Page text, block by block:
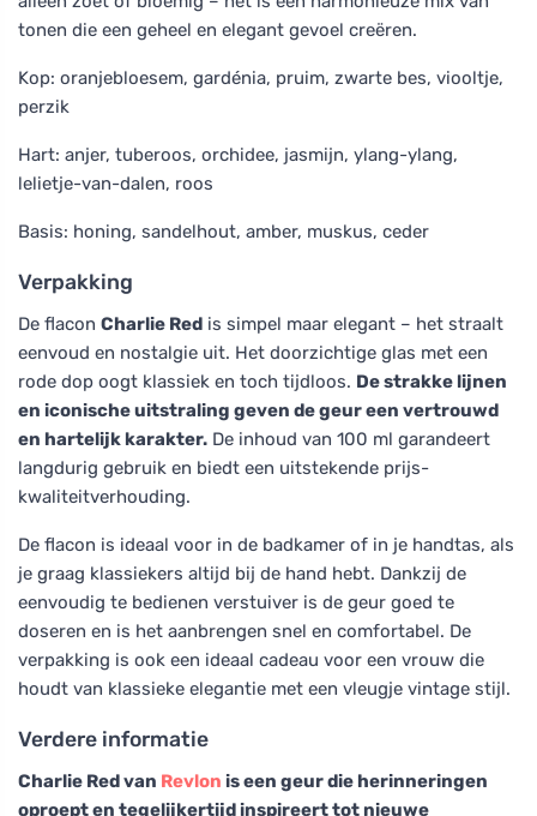
tonen die een geheel en elegant gevoel creëren.
Kop: oranjebloesem, gardénia, pruim, zwarte bes, viooltje,
perzik
Hart: anjer, tuberoos, orchidee, jasmijn, ylang-ylang,
lelietje-van-dalen, roos
Basis: honing, sandelhout, amber, muskus, ceder
Verpakking
De flacon Charlie Red is simpel maar elegant – het straalt
eenvoud en nostalgie uit. Het doorzichtige glas met een
rode dop oogt klassiek en toch tijdloos. De strakke lijnen
en iconische uitstraling geven de geur een vertrouwd
en hartelijk karakter. De inhoud van 100 ml garandeert
langdurig gebruik en biedt een uitstekende prijs-
kwaliteitverhouding.
De flacon is ideaal voor in de badkamer of in je handtas, als
je graag klassiekers altijd bij de hand hebt. Dankzij de
eenvoudig te bedienen verstuiver is de geur goed te
doseren en is het aanbrengen snel en comfortabel. De
verpakking is ook een ideaal cadeau voor een vrouw die
houdt van klassieke elegantie met een vleugje vintage stijl.
Verdere informatie
Charlie Red van Revlon is een geur die herinneringen
oproept en tegelijkertijd inspireert tot nieuwe